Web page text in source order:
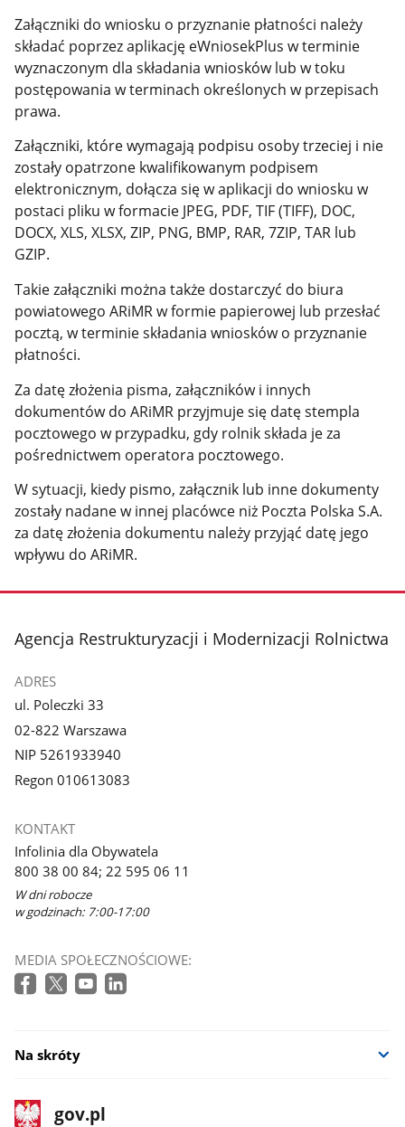
Załączniki do wniosku o przyznanie płatności należy
składać poprzez aplikację eWniosekPlus w terminie
wyznaczonym dla składania wniosków lub w toku
postępowania w terminach określonych w przepisach
prawa.
Załączniki, które wymagają podpisu osoby trzeciej i nie
zostały opatrzone kwalifikowanym podpisem
elektronicznym, dołącza się w aplikacji do wniosku w
postaci pliku w formacie JPEG, PDF, TIF (TIFF), DOC,
DOCX, XLS, XLSX, ZIP, PNG, BMP, RAR, 7ZIP, TAR lub
GZIP.
Takie załączniki można także dostarczyć do biura
powiatowego ARiMR w formie papierowej lub przesłać
pocztą, w terminie składania wniosków o przyznanie
płatności.
Za datę złożenia pisma, załączników i innych
dokumentów do ARiMR przyjmuje się datę stempla
pocztowego w przypadku, gdy rolnik składa je za
pośrednictwem operatora pocztowego.
W sytuacji, kiedy pismo, załącznik lub inne dokumenty
zostały nadane w innej placówce niż Poczta Polska S.A.
za datę złożenia dokumentu należy przyjąć datę jego
wpływu do ARiMR.
stopka
Agencja Restrukturyzacji i Modernizacji Rolnictwa
ADRES
ul. Poleczki 33
02-822 Warszawa
NIP 5261933940
Regon 010613083
KONTAKT
Infolinia dla Obywatela
800 38 00 84; 22 595 06 11
W dni robocze
w godzinach: 7:00-17:00
MEDIA SPOŁECZNOŚCIOWE:
Na skróty
stopkaStrona
gov.pl